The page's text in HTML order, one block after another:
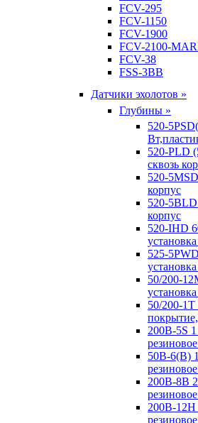
FCV-295
FCV-1150
FCV-1900
FCV-2100-
FCV-38
FSS-3BB
Датчики эхолотов »
Глубины »
520-
520-PLD
сквозь
520-
корпус
520-5BLD
корпус
520-IHD
525-
50/200-
50/200-1T
200B-5S
50B-6(B)
200B-8B
200B-12H